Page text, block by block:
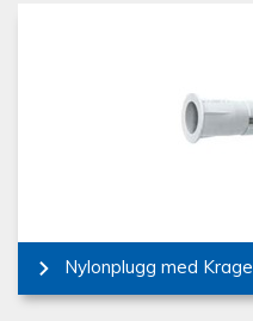
Nylonplugg med Krage